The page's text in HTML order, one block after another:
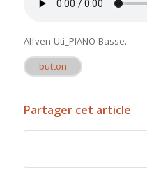
Alfven-Uti_PIANO-Basse.
button
Partager cet article